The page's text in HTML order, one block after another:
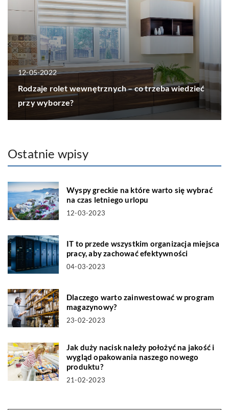
12-05-2022
Rodzaje rolet wewnętrznych – co trzeba wiedzieć
przy wyborze?
Ostatnie wpisy
Wyspy greckie na które warto się wybrać
na czas letniego urlopu
12-03-2023
IT to przede wszystkim organizacja miejsca
pracy, aby zachować efektywności
04-03-2023
Dlaczego warto zainwestować w program
magazynowy?
23-02-2023
Jak duży nacisk należy położyć na jakość i
wygląd opakowania naszego nowego
produktu?
21-02-2023